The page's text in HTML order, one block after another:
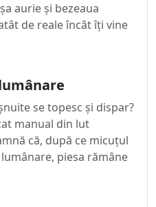
aurie și bezeaua
de reale încât îți vine
se topesc și dispar?
manual din lut
că, după ce micuțul
piesa rămâne